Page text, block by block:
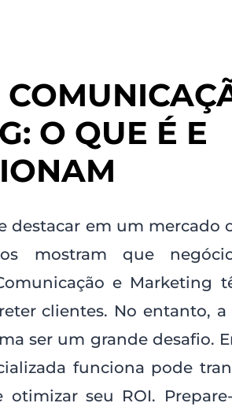
O QUE É E
destacar em um mercado
mostram que
e Marketing
clientes. No entanto,
ser um grande desafio.
funciona pode
otimizar seu ROI.